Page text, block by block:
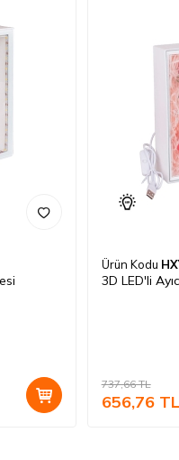
Ürün Kodu
3D LED'li
737,66TL
656,76TL